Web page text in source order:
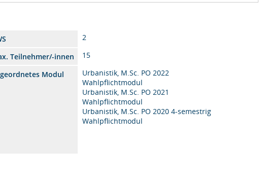
2
Teilnehmer/-innen
15
Modul
Urbanistik, M.Sc. PO 2022
Wahlpflichtmodul
Urbanistik, M.Sc. PO 2021
Wahlpflichtmodul
Urbanistik, M.Sc. PO 2020 4-semestrig
Wahlpflichtmodul